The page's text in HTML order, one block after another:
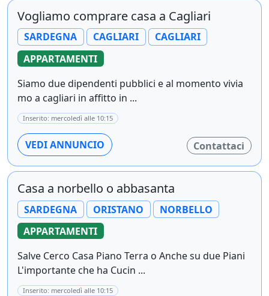
Vogliamo comprare casa a Cagliari
SARDEGNA CAGLIARI
CAGLIARI
APPARTAMENTI
Siamo due dipendenti pubblici e al momento vivia
mo a cagliari in affitto in ...
Inserito: mercoledì alle 10:15
VEDI ANNUNCIO Contattaci
Casa a norbello o abbasanta
SARDEGNA ORISTANO
NORBELLO
APPARTAMENTI
Salve Cerco Casa Piano Terra o Anche su due Piani
L'importante che ha Cucin ...
Inserito: mercoledì alle 10:15